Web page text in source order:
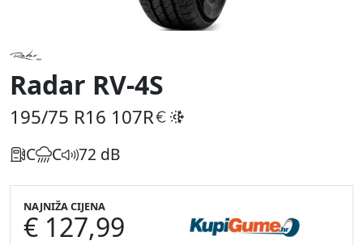
Radar RV-4S
195/75 R16 107R
C C 72 dB
NAJNIŽA CIJENA
€ 127,99